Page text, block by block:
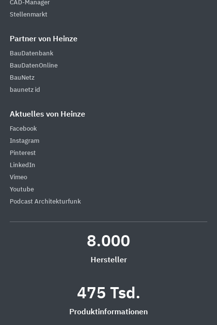
CAD-Manager
Stellenmarkt
Partner von Heinze
BauDatenbank
BauDatenOnline
BauNetz
baunetz id
Aktuelles von Heinze
Facebook
Instagram
Pinterest
LinkedIn
Vimeo
Youtube
Podcast Architekturfunk
8.000
Hersteller
475 Tsd.
Produktinformationen